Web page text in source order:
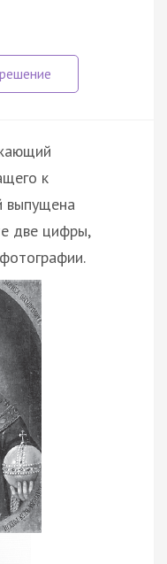
к
выпущена
две цифры,